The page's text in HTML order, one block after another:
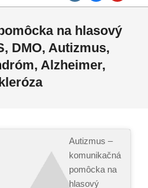
na hlasový
DMO, Autizmus,
Alzheimer,
Autizmus –
komunikačná
pomôcka na
hlasový